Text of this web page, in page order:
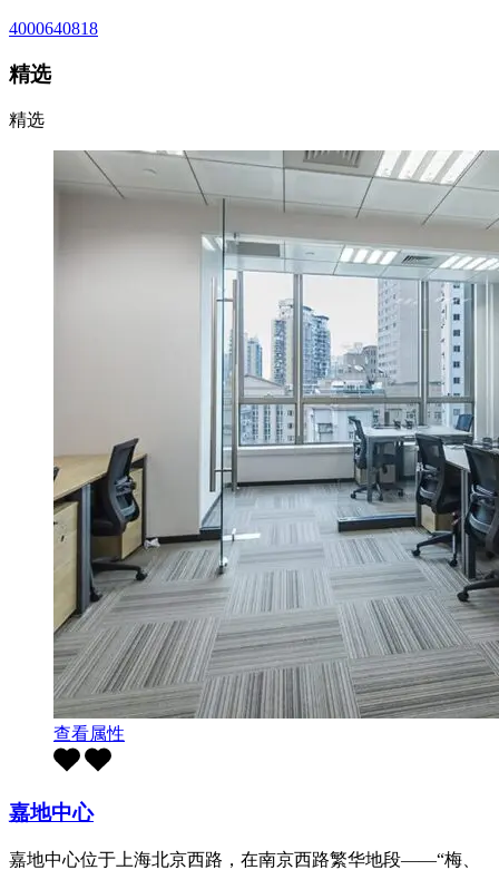
4000640818
精选
精选
查看属性
嘉地中心
嘉地中心位于上海北京西路，在南京西路繁华地段——“梅、